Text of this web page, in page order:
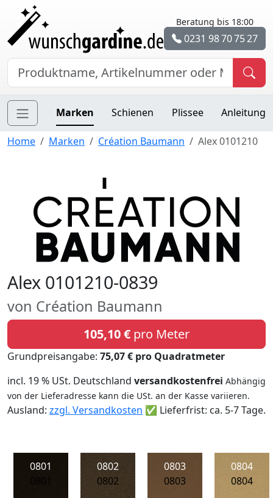
Beratung bis 18:00
0231 98 70 75 27
Marken Schienen Plissee Anleitung
Home Marken Création Baumann Alex 0101210
Alex 0101210-0839
von Création Baumann
105,10 € pro Meter
Grundpreisangabe: 75,07 € pro Quadratmeter
incl. 19 % USt. Deutschland versandkostenfrei Abhängig
von der Lieferadresse kann die USt. an der Kasse variieren.
Ausland: zzgl. Versandkosten ✅ Lieferfrist: ca. 5-7 Tage.
0801
0802
0802
0803
0803
0804
0804